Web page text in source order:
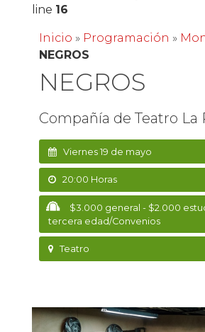
line 16
Inicio » Programación »
NEGROS
NEGROS
Compañía de Teatro La
Viernes 19 de mayo
20:00 Horas
$3.000 general - $2.000
tercera edad/Convenios
Teatro